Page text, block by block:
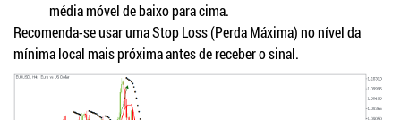
média móvel de baixo para cima.
Recomenda-se usar uma Stop Loss (Perda Máxima) no nível da
mínima local mais próxima antes de receber o sinal.